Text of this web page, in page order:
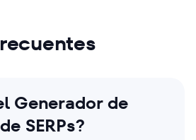
Generador de
SERPs?